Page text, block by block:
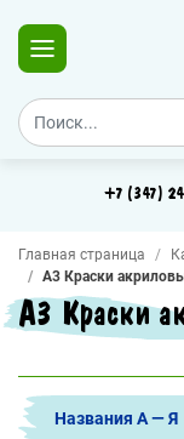
+7 (347)
Главная страница
А3 Краски
А3 Краски
Названия А — Я